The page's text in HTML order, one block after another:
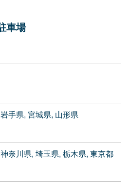
車場
岩手県 宮城県 山形県
神奈川県 埼玉県 栃木県 東京都